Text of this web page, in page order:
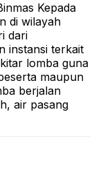
Kepada
di wilayah
dari
instansi terkait
lomba guna
maupun
berjalan
air pasang